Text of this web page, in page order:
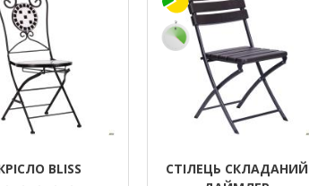
BLISS
СТІЛЕЦЬ СКЛАДАНИЙ